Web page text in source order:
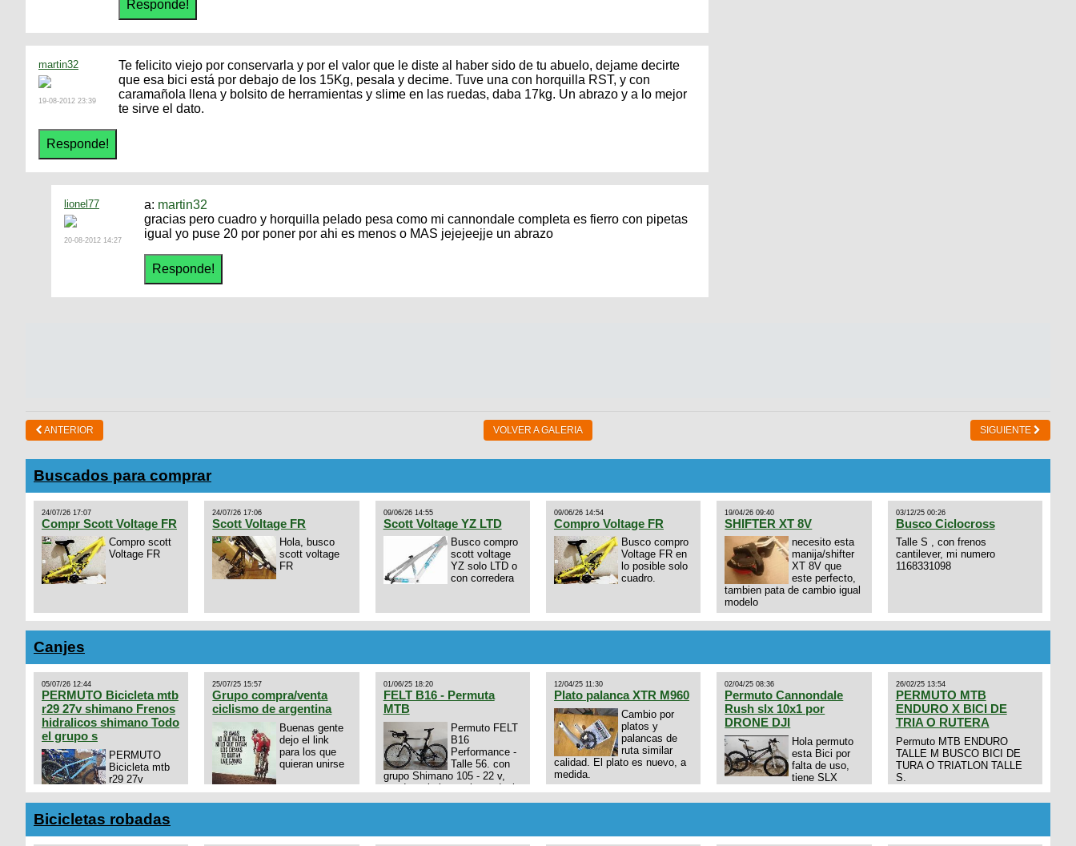
martin32
19-08-2012 23:39
Te felicito viejo por conservarla y por el valor que le diste al haber sido de tu abuelo, dejame decirte
que esa bici está por debajo de los 15Kg, pesala y decime. Tuve una con horquilla RST, y con
caramañola llena y bolsito de herramientas y slime en las ruedas, daba 17kg. Un abrazo y a lo mejor
te sirve el dato.
lionel77
20-08-2012 14:27
a: martin32
gracias pero cuadro y horquilla pelado pesa como mi cannondale completa es fierro con pipetas
igual yo puse 20 por poner por ahi es menos o MAS jejejeejje un abrazo
ANTERIOR VOLVER A GALERIA SIGUIENTE
Buscados para comprar
24/07/26 17:07
Compr Scott Voltage FR
Compro scott
Voltage FR
24/07/26 17:06
Scott Voltage FR
Hola, busco
scott voltage
FR
09/06/26 14:55
Scott Voltage YZ LTD
Busco compro
scott voltage
YZ solo LTD o
con corredera
09/06/26 14:54
Compro Voltage FR
Busco compro
Voltage FR en
lo posible solo
cuadro.
19/04/26 09:40
SHIFTER XT 8V
necesito esta
manija/shifter
XT 8V que
este perfecto,
tambien pata de cambio igual
modelo
03/12/25 00:26
Busco Ciclocross
Talle S , con frenos
cantilever, mi numero
1168331098
Canjes
05/07/26 12:44
PERMUTO Bicicleta mtb
r29 27v shimano Frenos
hidralicos shimano Todo
el grupo s
PERMUTO
Bicicleta mtb
r29 27v
shimano
Frenos hidralicos shimano
Todo el grupo shimano Talle
s/m Permuto x pistera o ruta
talle s o m.
25/07/25 15:57
Grupo compra/venta
ciclismo de argentina
Buenas gente
dejo el link
para los que
quieran unirse
https://chat.whatsapp.com/E4N9zhVk9wHFFzK7T345Kn?
mode=ac_t
01/06/25 18:20
FELT B16 - Permuta
MTB
Permuto FELT
B16
Performance -
Talle 56. con
grupo Shimano 105 - 22 v,
cuadro: triatlon carbono dual
12/04/25 11:30
Plato palanca XTR M960
Cambio por
platos y
palancas de
ruta similar
calidad. El plato es nuevo, a
medida.
02/04/25 08:36
Permuto Cannondale
Rush slx 10x1 por
DRONE DJI
Hola permuto
esta Bici por
falta de uso,
tiene SLX
Horquilla Axon tope de gama
por drone de la marca Dji, les
26/02/25 13:54
PERMUTO MTB
ENDURO X BICI DE
TRIA O RUTERA
Permuto MTB ENDURO
TALLE M BUSCO BICI DE
TURA O TRIATLON TALLE
S.
Bicicletas robadas